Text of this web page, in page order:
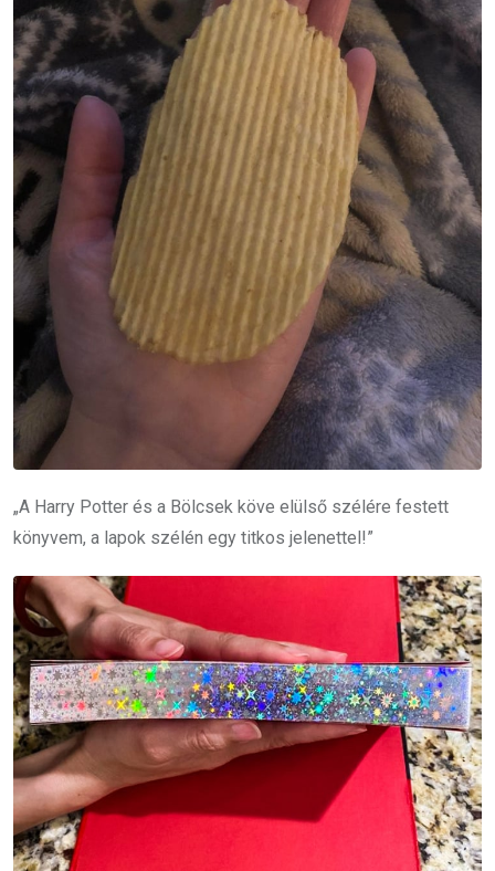
„A Harry Potter és a Bölcsek köve elülső szélére festett
könyvem, a lapok szélén egy titkos jelenettel!”